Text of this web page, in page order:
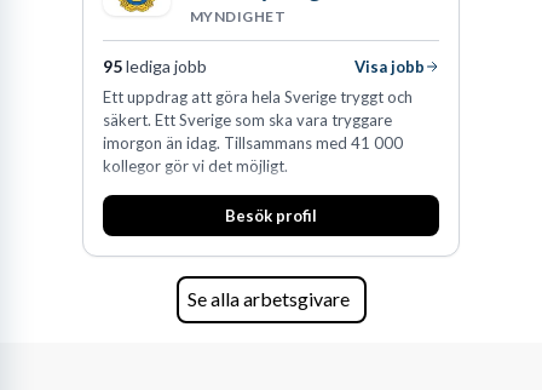
MYNDIGHET
95lediga jobb
Visa jobb
Ett uppdrag att göra hela Sverige tryggt och
säkert. Ett Sverige som ska vara tryggare
imorgon än idag. Tillsammans med 41 000
kollegor gör vi det möjligt.
Besök profil
Se alla arbetsgivare